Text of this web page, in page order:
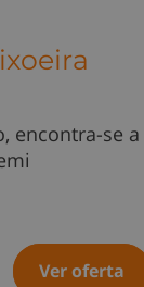
encontra-se a
Ver oferta